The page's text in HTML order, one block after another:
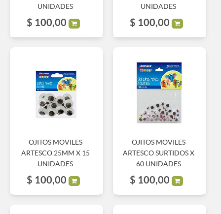
UNIDADES
$ 100,00
UNIDADES
$ 100,00
OJITOS MOVILES
ARTESCO 25MM X 15
UNIDADES
$ 100,00
OJITOS MOVILES
ARTESCO SURTIDOS X
60 UNIDADES
$ 100,00